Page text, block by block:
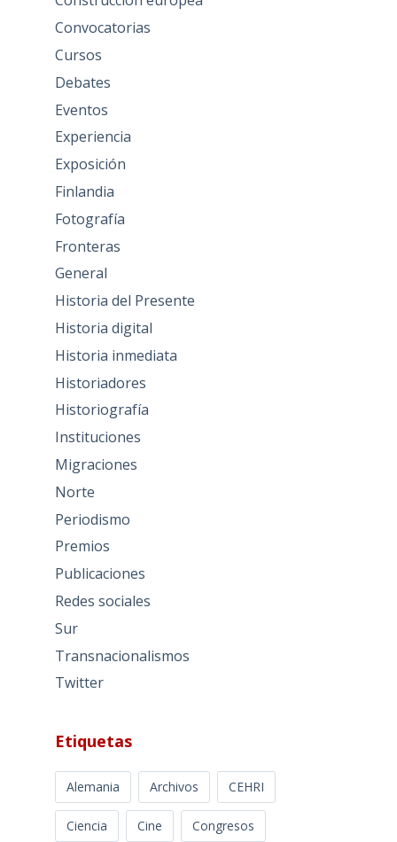
Convocatorias
Cursos
Debates
Eventos
Experiencia
Exposición
Finlandia
Fotografía
Fronteras
General
Historia del Presente
Historia digital
Historia inmediata
Historiadores
Historiografía
Instituciones
Migraciones
Norte
Periodismo
Premios
Publicaciones
Redes sociales
Sur
Transnacionalismos
Twitter
Etiquetas
Alemania Archivos CEHRI
Ciencia Cine Congresos